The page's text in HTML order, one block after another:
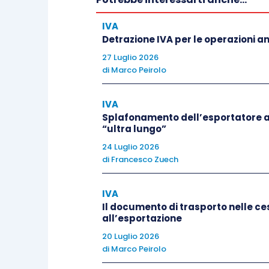
Diverso e, nella pratica attuale, assai
l’operazione economica ha
servizi sono stati resi), ma i soggetti
prestatore non corrispondono a quelli
soggetto interposto – comunemente
fittizia o priva di qualsiasi struttura
solo fine di permettere la detrazione di
di Cassazione ha confermato questa
20556/2024e nella
Il diritto alla detrazione IVA e i suoi
Il diritto alla detrazione dell’IVA
IVA
Detrazione IVA per le operazioni
27 Luglio 2026
di Marco Peirolo
IVA
Splafonamento dell’esportatore
“ultra lungo”
24 Luglio 2026
di Francesco Zuech
IVA
Il documento di trasporto nelle
all’esportazione
20 Luglio 2026
di Marco Peirolo